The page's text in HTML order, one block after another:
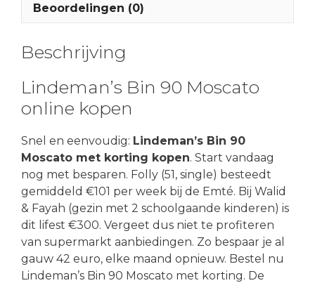
Beoordelingen (0)
Beschrijving
Lindeman’s Bin 90 Moscato
online kopen
Snel en eenvoudig: Lindeman’s Bin 90
Moscato met korting kopen. Start vandaag
nog met besparen. Folly (51, single) besteedt
gemiddeld €101 per week bij de Emté. Bij Walid
& Fayah (gezin met 2 schoolgaande kinderen) is
dit lifest €300. Vergeet dus niet te profiteren
van supermarkt aanbiedingen. Zo bespaar je al
gauw 42 euro, elke maand opnieuw. Bestel nu
Lindeman’s Bin 90 Moscato met korting. De